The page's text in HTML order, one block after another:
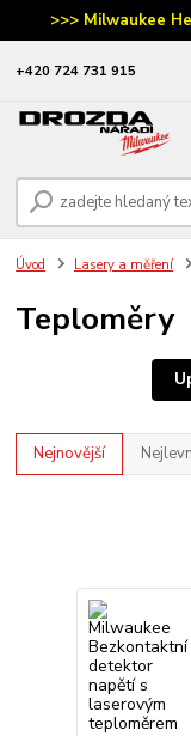
>>> Milwaukee
‭+420 724 731 915
Úvod Lasery a měření
Teploměry
Nejnovější